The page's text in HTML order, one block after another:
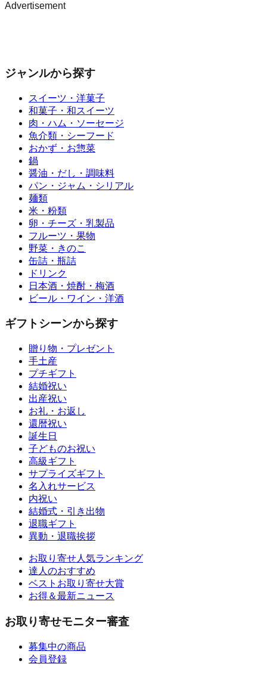
Advertisement
ジャンルから探す
スイーツ・洋菓子
和菓子・和スイーツ
肉・ハム・ソーセージ
魚介類・シーフード
おかず・お惣菜
鍋
醤油・だし・調味料
パン・ジャム・シリアル
麺類
米・粉類
卵・チーズ・乳製品
フルーツ・果物
野菜・きのこ
缶詰・瓶詰
ドリンク
日本酒・焼酎・梅酒
ビール・ワイン・洋酒
ギフトシーンから探す
贈り物・プレゼント
手土産
プチギフト
結婚祝い
出産祝い
お礼・お返し
還暦祝い
誕生日
子どものお祝い
高級ギフト
サプライズギフト
名入れサービス
内祝い
結婚式・引き出物
退職ギフト
異動・退職挨拶
お取り寄せ人気ランキング
達人のおすすめ
ベストお取り寄せ大賞
お得＆最新ニュース
お取り寄せモニター審査
募集中の商品
会員登録